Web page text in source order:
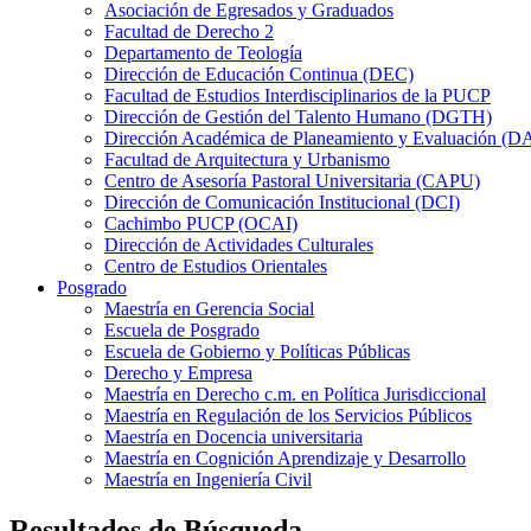
Asociación de Egresados y Graduados
Facultad de Derecho 2
Departamento de Teología
Dirección de Educación Continua (DEC)
Facultad de Estudios Interdisciplinarios de la PUCP
Dirección de Gestión del Talento Humano (DGTH)
Dirección Académica de Planeamiento y Evaluación
Facultad de Arquitectura y Urbanismo
Centro de Asesoría Pastoral Universitaria (CAPU)
Dirección de Comunicación Institucional (DCI)
Cachimbo PUCP (OCAI)
Dirección de Actividades Culturales
Centro de Estudios Orientales
Posgrado
Maestría en Gerencia Social
Escuela de Posgrado
Escuela de Gobierno y Políticas Públicas
Derecho y Empresa
Maestría en Derecho c.m. en Política Jurisdiccional
Maestría en Regulación de los Servicios Públicos
Maestría en Docencia universitaria
Maestría en Cognición Aprendizaje y Desarrollo
Maestría en Ingeniería Civil